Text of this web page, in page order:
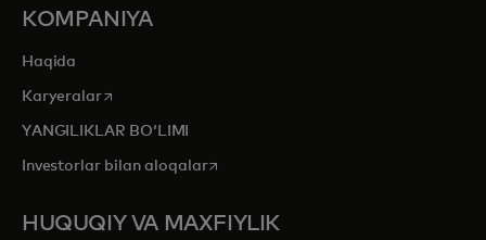
KOMPANIYA
Haqida
Karyeralaropens in a new tab
YANGILIKLAR BOʻLIMI
Investorlar bilan aloqalaropens in a new tab
HUQUQIY VA MAXFIYLIK